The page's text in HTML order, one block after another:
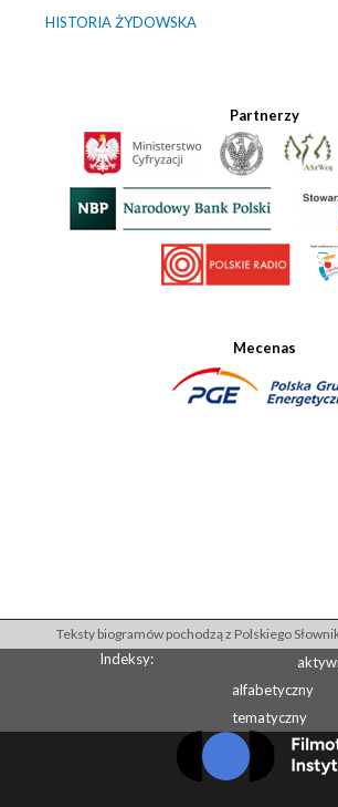
HISTORIA ŻYDOWSKA
Partnerzy
Mecenas
Teksty biogramów pochodzą z Polskiego
Indeksy:
alfabetyczny
tematyczny